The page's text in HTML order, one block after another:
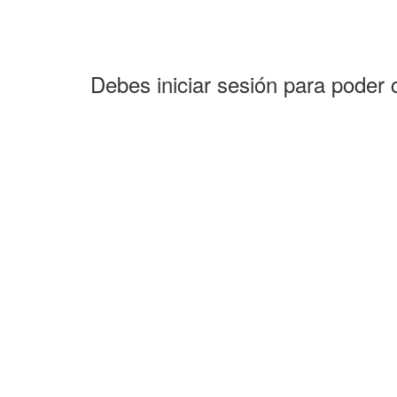
Debes iniciar sesión para poder